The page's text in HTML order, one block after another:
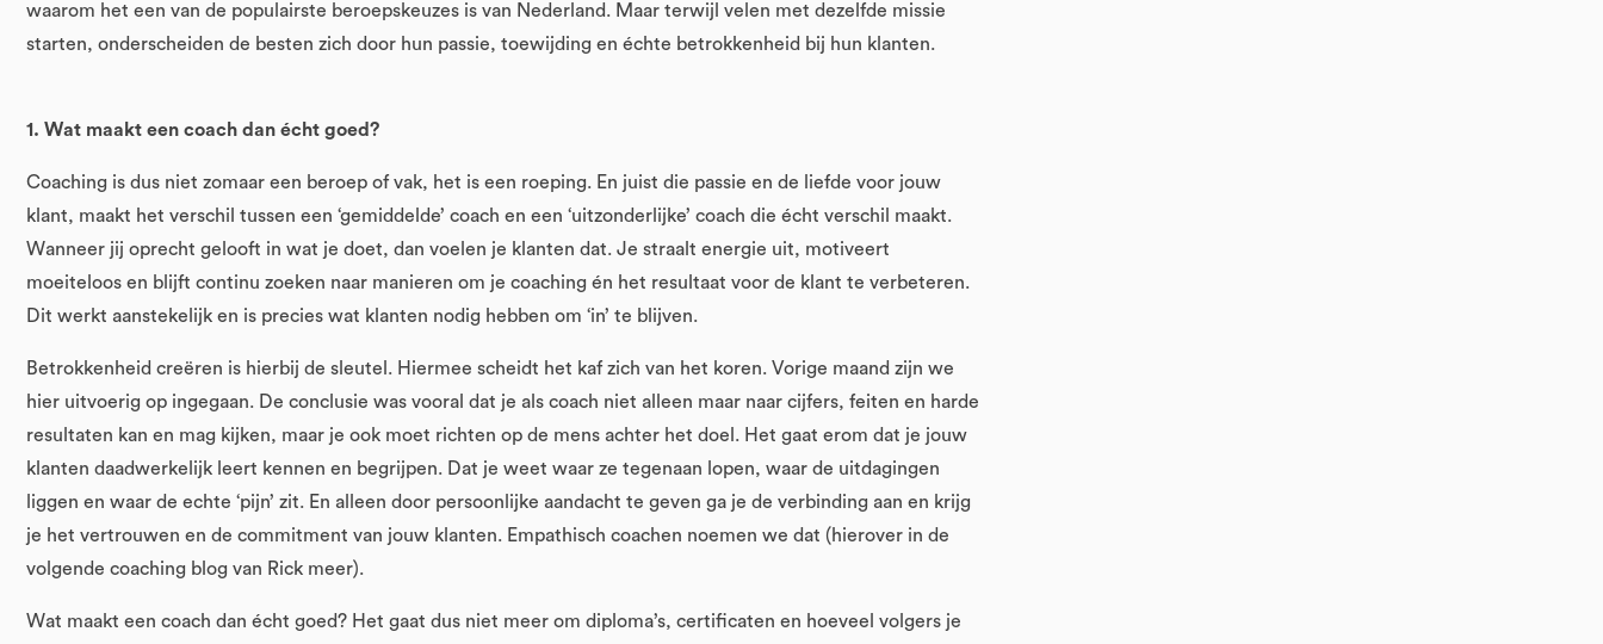
waarom het een van de populairste beroepskeuzes is van Nederland. Maar terwijl velen met dezelfde missie
starten, onderscheiden de besten zich door hun passie, toewijding en échte betrokkenheid bij hun klanten.
1. Wat maakt een coach dan écht goed?
Coaching is dus niet zomaar een beroep of vak, het is een roeping. En juist die passie en de liefde voor jouw
klant, maakt het verschil tussen een ‘gemiddelde’ coach en een ‘uitzonderlijke’ coach die écht verschil maakt.
Wanneer jij oprecht gelooft in wat je doet, dan voelen je klanten dat. Je straalt energie uit, motiveert
moeiteloos en blijft continu zoeken naar manieren om je coaching én het resultaat voor de klant te verbeteren.
Dit werkt aanstekelijk en is precies wat klanten nodig hebben om ‘in’ te blijven.
Betrokkenheid creëren is hierbij de sleutel. Hiermee scheidt het kaf zich van het koren. Vorige maand zijn we
hier uitvoerig op ingegaan. De conclusie was vooral dat je als coach niet alleen maar naar cijfers, feiten en harde
resultaten kan en mag kijken, maar je ook moet richten op de mens achter het doel. Het gaat erom dat je jouw
klanten daadwerkelijk leert kennen en begrijpen. Dat je weet waar ze tegenaan lopen, waar de uitdagingen
liggen en waar de echte ‘pijn’ zit. En alleen door persoonlijke aandacht te geven ga je de verbinding aan en krijg
je het vertrouwen en de commitment van jouw klanten. Empathisch coachen noemen we dat (hierover in de
volgende coaching blog van Rick meer).
Wat maakt een coach dan écht goed? Het gaat dus niet meer om diploma’s, certificaten en hoeveel volgers je